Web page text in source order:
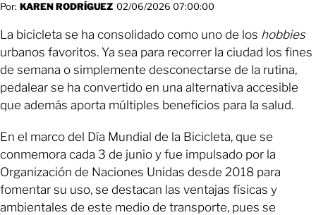
Por: KAREN RODRÍGUEZ 02/06/2026 07:00:00
La bicicleta se ha consolidado como uno de los hobbies
urbanos favoritos. Ya sea para recorrer la ciudad los fines
de semana o simplemente desconectarse de la rutina,
pedalear se ha convertido en una alternativa accesible
que además aporta múltiples beneficios para la salud.
En el marco del Día Mundial de la Bicicleta, que se
conmemora cada 3 de junio y fue impulsado por la
Organización de Naciones Unidas desde 2018 para
fomentar su uso, se destacan las ventajas físicas y
ambientales de este medio de transporte, pues se